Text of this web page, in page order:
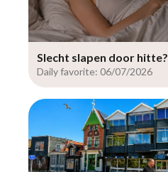
Slecht slapen door hitte?
Daily favorite: 06/07/2026